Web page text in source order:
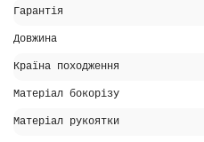
Гарантія
Довжина
Країна походження
Матеріал бокорізу
Матеріал рукоятки